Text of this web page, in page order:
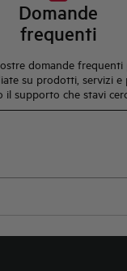
Domande
frequenti
domande
su prodotti, servizi e
il supporto che stavi